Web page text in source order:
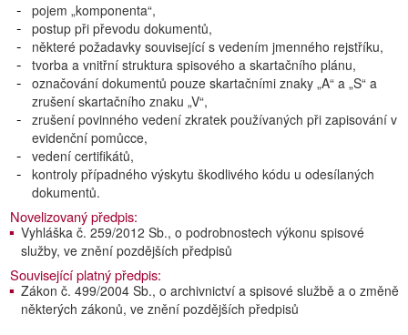
pojem „komponenta“,
postup při převodu dokumentů,
některé požadavky související s vedením jmenného rejstříku,
tvorba a vnitřní struktura spisového a skartačního plánu,
označování dokumentů pouze skartačními znaky „A“ a „S“ a
zrušení skartačního znaku „V“,
zrušení povinného vedení zkratek používaných při zapisování v
evidenční pomůcce,
vedení certifikátů,
kontroly případného výskytu škodlivého kódu u odesílaných
dokumentů.
Novelizovaný předpis:
Vyhláška č. 259/2012 Sb., o podrobnostech výkonu spisové
služby, ve znění pozdějších předpisů
Související platný předpis:
Zákon č. 499/2004 Sb., o archivnictví a spisové službě a o změně
některých zákonů, ve znění pozdějších předpisů